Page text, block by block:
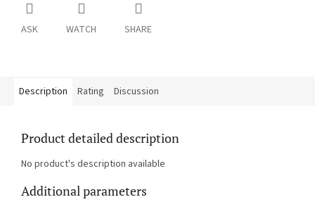
ASK WATCH SHARE
Description Rating Discussion
Product detailed description
No product's description available
Additional parameters